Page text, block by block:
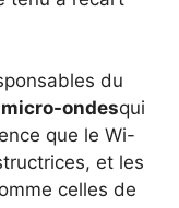
du
ondesqui
que le Wi-
et les
celles de